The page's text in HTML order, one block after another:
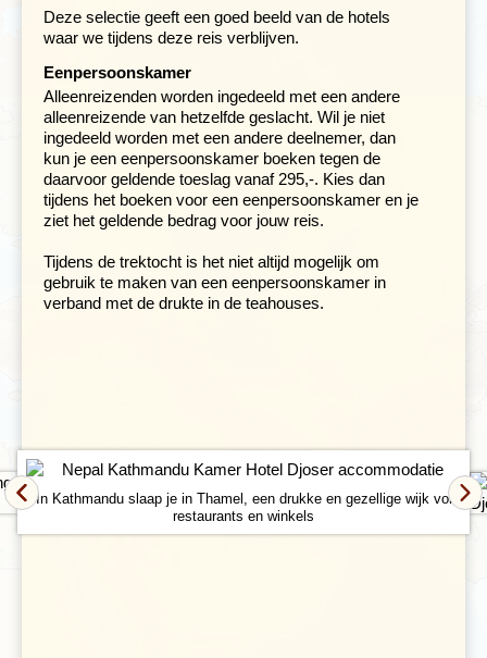
altijd bijblijven. Vanaf Ghorepani volgen we na het ontbijt
een stijgend pad naar Deorali met mooie uitzichten naar
beide kanten van de bergrug. Na de lunch in Banthanthi
is het nog een kleine twee uur naar onze
overnachtingsplaats in Tadapani op 2.590 meter. Het
laatste stuk is weer een pittige klim.
Dag 4:Ook de wandeling naar Chomrong is pittig te
noemen, maar je wordt weer beloond met prachtige
vergezichten. De eerste anderhalf uur dalen we richting
de rivier. Nadat we over een stalen swingbrug zijn
Deze selectie geeft een goed beeld van de hotels
waar we tijdens deze reis verblijven.
Eenpersoonskamer
Alleenreizenden worden ingedeeld met een andere
alleenreizende van hetzelfde geslacht. Wil je niet
ingedeeld worden met een andere deelnemer, dan
kun je een eenpersoonskamer boeken tegen de
daarvoor geldende toeslag vanaf 295,-. Kies dan
tijdens het boeken voor een eenpersoonskamer en je
ziet het geldende bedrag voor jouw reis.
Tijdens de trektocht is het niet altijd mogelijk om
gebruik te maken van een eenpersoonskamer in
verband met de drukte in de teahouses.
In Kathmandu slaap je in Thamel, een drukke en gezellige wijk vol
restaurants en winkels